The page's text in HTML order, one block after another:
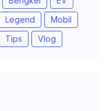
Legend
Mobil
Tips Vlog